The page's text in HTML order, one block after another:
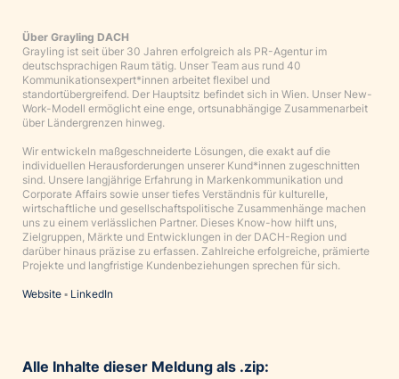
Über Grayling DACH
Grayling ist seit über 30 Jahren erfolgreich als PR-Agentur im
deutschsprachigen Raum tätig. Unser Team aus rund 40
Kommunikationsexpert*innen arbeitet flexibel und
standortübergreifend. Der Hauptsitz befindet sich in Wien. Unser New-
Work-Modell ermöglicht eine enge, ortsunabhängige Zusammenarbeit
über Ländergrenzen hinweg.
Wir entwickeln maßgeschneiderte Lösungen, die exakt auf die
individuellen Herausforderungen unserer Kund*innen zugeschnitten
sind. Unsere langjährige Erfahrung in Markenkommunikation und
Corporate Affairs sowie unser tiefes Verständnis für kulturelle,
wirtschaftliche und gesellschaftspolitische Zusammenhänge machen
uns zu einem verlässlichen Partner. Dieses Know-how hilft uns,
Zielgruppen, Märkte und Entwicklungen in der DACH-Region und
darüber hinaus präzise zu erfassen. Zahlreiche erfolgreiche, prämierte
Projekte und langfristige Kundenbeziehungen sprechen für sich.
Website ▪ LinkedIn
Alle Inhalte dieser Meldung als .zip: